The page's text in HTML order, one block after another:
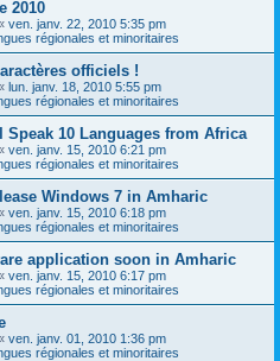
2010
ven. janv. 22, 2010 5:35 pm
régionales et minoritaires
officiels !
lun. janv. 18, 2010 5:55 pm
régionales et minoritaires
10 Languages from Africa
ven. janv. 15, 2010 6:21 pm
régionales et minoritaires
Windows 7 in Amharic
ven. janv. 15, 2010 6:18 pm
régionales et minoritaires
application soon in Amharic
ven. janv. 15, 2010 6:17 pm
régionales et minoritaires
ven. janv. 01, 2010 1:36 pm
régionales et minoritaires